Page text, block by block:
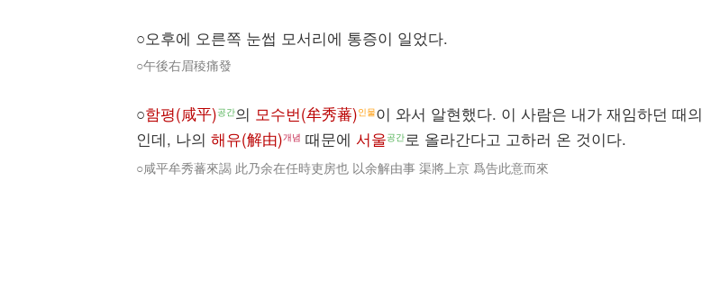
○오후에 오른쪽 눈썹 모서리에 통증이 일었다.
○午後右眉稜痛發
○함평(咸平)공간의 모수번(牟秀蕃)인물이 와서 알현했다. 이 사람은 내가 재임하던 때의
인데, 나의 해유(解由)개념 때문에 서울공간로 올라간다고 고하러 온 것이다.
○咸平牟秀蕃來謁 此乃余在任時吏房也 以余解由事 渠將上京 爲告此意而來